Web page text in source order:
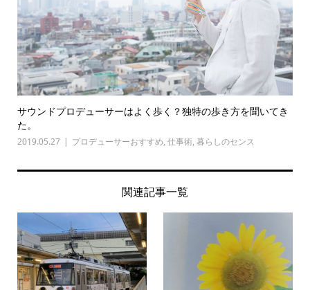
サウンドプロデューサーはよく歩く？独特の歩き方を聞いてき
た。
2019.05.27 プロデューサーおすすめ, 仕事術, 暮らしのセンス
関連記事一覧